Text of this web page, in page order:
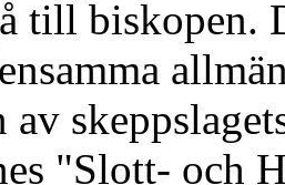
till biskopen.
"Slott- och